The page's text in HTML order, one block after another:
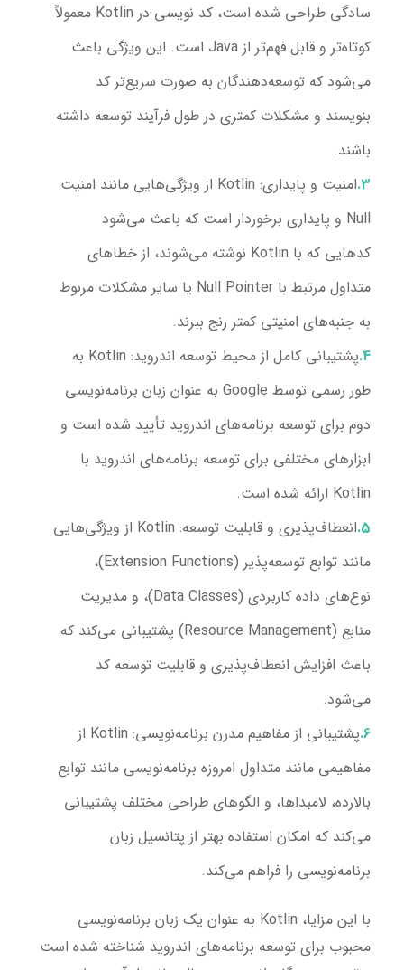
سادگی طراحی شده است، کد نویسی در Kotlin معمولاً
کوتاه‌تر و قابل فهم‌تر از Java است. این ویژگی باعث
می‌شود که توسعه‌دهندگان به صورت سریع‌تر کد
بنویسند و مشکلات کمتری در طول فرآیند توسعه داشته
باشند.
امنیت و پایداری
: Kotlin از ویژگی‌هایی مانند امنیت
Null و پایداری برخوردار است که باعث می‌شود
کد‌هایی که با Kotlin نوشته می‌شوند، از خطاهای
متداول مرتبط با Null Pointer یا سایر مشکلات مربوط
به جنبه‌های امنیتی کمتر رنج ببرند.
پشتیبانی کامل از محیط توسعه اندروید
: Kotlin به
طور رسمی توسط Google به عنوان زبان برنامه‌نویسی
دوم برای توسعه برنامه‌های اندروید تأیید شده است و
ابزارهای مختلفی برای توسعه برنامه‌های اندروید با
Kotlin ارائه شده است.
انعطاف‌پذیری و قابلیت توسعه
: Kotlin از ویژگی‌هایی
مانند توابع توسعه‌پذیر (Extension Functions)،
نوع‌های داده کاربردی (Data Classes)، و مدیریت
منابع (Resource Management) پشتیبانی می‌کند که
باعث افزایش انعطاف‌پذیری و قابلیت توسعه کد
می‌شود.
پشتیبانی از مفاهیم مدرن برنامه‌نویسی
: Kotlin از
مفاهیمی مانند متداول امروزه برنامه‌نویسی مانند توابع
بالارده، لامبداها، و الگوهای طراحی مختلف پشتیبانی
می‌کند که امکان استفاده بهتر از پتانسیل زبان
برنامه‌نویسی را فراهم می‌کند.
با این مزایا، Kotlin به عنوان یک زبان برنامه‌نویسی
محبوب برای توسعه برنامه‌های اندروید شناخته شده است